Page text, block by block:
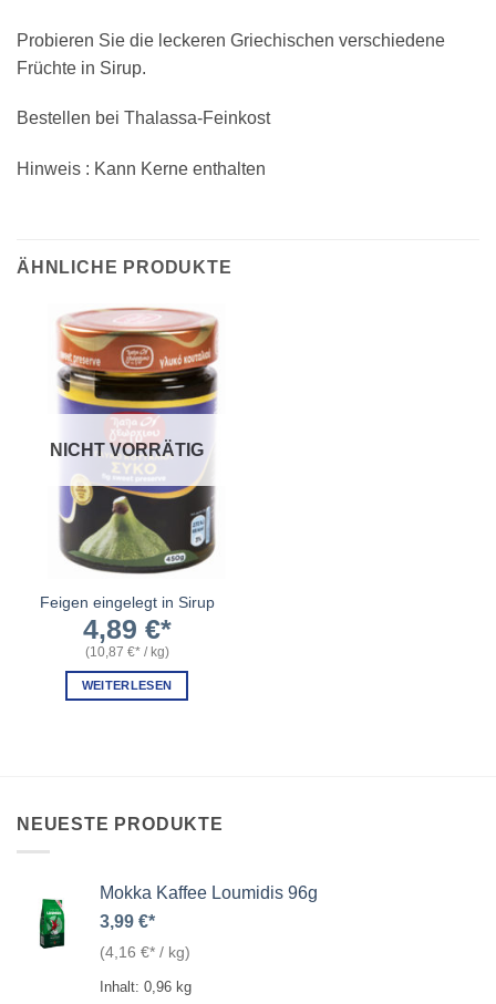
Probieren Sie die leckeren Griechischen verschiedene
Früchte in Sirup.
Bestellen bei Thalassa-Feinkost
Hinweis : Kann Kerne enthalten
ÄHNLICHE PRODUKTE
NICHT VORRÄTIG
Feigen eingelegt in Sirup
4,89 €
(10,87 € /kg)
WEITERLESEN
NEUESTE PRODUKTE
Mokka Kaffee Loumidis 96g
3,99 €
(4,16 € / kg)
Inhalt: 0,96 kg